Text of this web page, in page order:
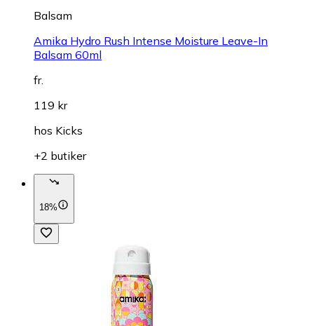
Balsam
Amika Hydro Rush Intense Moisture Leave-In
Balsam 60ml
fr.
119 kr
hos Kicks
+2 butiker
18%